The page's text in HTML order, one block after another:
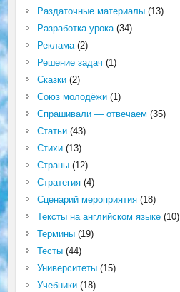
Раздаточные материалы(13)
Разработка урока(34)
Реклама(2)
Решение задач (1)
Сказки(2)
Союз молодёжи(1)
Спрашивали — отвечаем (35)
Статьи(43)
Стихи(13)
Страны(12)
Стратегия(4)
Сценарий мероприятия(18)
Тексты на английском языке(10)
Термины(19)
Тесты(44)
Университеты(15)
Учебники(18)